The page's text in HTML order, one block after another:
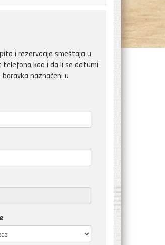
i rezervacije smeštaja u
kao i da li se datumi
naznačeni u